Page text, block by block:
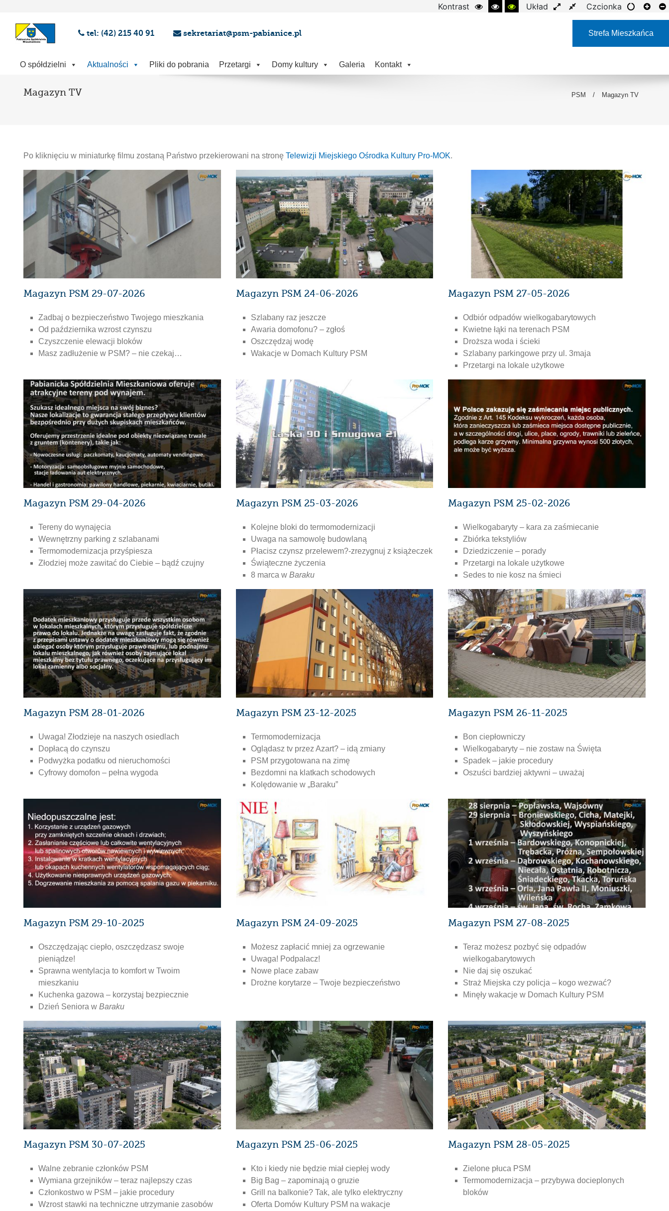
Kontrast Układ Czcionka
tel: (42) 215 40 91 sekretariat@psm-pabianice.pl Strefa Mieszkańca
O spółdzielni Aktualności Pliki do pobrania Przetargi Domy kultury Galeria Kontakt
Magazyn TV PSM / Magazyn TV
Po kliknięciu w miniaturkę filmu zostaną Państwo przekierowani na stronę Telewizji Miejskiego Ośrodka Kultury Pro-MOK.
Magazyn PSM 29-07-2026
Zadbaj o bezpieczeństwo Twojego mieszkania
Od października wzrost czynszu
Czyszczenie elewacji bloków
Masz zadłużenie w PSM? – nie czekaj…
Magazyn PSM 24-06-2026
Szlabany raz jeszcze
Awaria domofonu? – zgłoś
Oszczędzaj wodę
Wakacje w Domach Kultury PSM
Magazyn PSM 27-05-2026
Odbiór odpadów wielkogabarytowych
Kwietne łąki na terenach PSM
Droższa woda i ścieki
Szlabany parkingowe przy ul. 3maja
Przetargi na lokale użytkowe
Magazyn PSM 29-04-2026
Tereny do wynajęcia
Wewnętrzny parking z szlabanami
Termomodernizacja przyśpiesza
Złodziej może zawitać do Ciebie – bądź czujny
Magazyn PSM 25-03-2026
Kolejne bloki do termomodernizacji
Uwaga na samowolę budowlaną
Płacisz czynsz przelewem?-zrezygnuj z książeczek
Świąteczne życzenia
8 marca w Baraku
Magazyn PSM 25-02-2026
Wielkogabaryty – kara za zaśmiecanie
Zbiórka tekstyliów
Dziedziczenie – porady
Przetargi na lokale użytkowe
Sedes to nie kosz na śmieci
Magazyn PSM 28-01-2026
Uwaga! Złodzieje na naszych osiedlach
Dopłacą do czynszu
Podwyżka podatku od nieruchomości
Cyfrowy domofon – pełna wygoda
Magazyn PSM 23-12-2025
Termomodernizacja
Oglądasz tv przez Azart? – idą zmiany
PSM przygotowana na zimę
Bezdomni na klatkach schodowych
Kolędowanie w „Baraku”
Magazyn PSM 26-11-2025
Bon ciepłowniczy
Wielkogabaryty – nie zostaw na Święta
Spadek – jakie procedury
Oszuści bardziej aktywni – uważaj
Magazyn PSM 29-10-2025
Oszczędzając ciepło, oszczędzasz swoje
pieniądze!
Sprawna wentylacja to komfort w Twoim
mieszkaniu
Kuchenka gazowa – korzystaj bezpiecznie
Dzień Seniora w Baraku
Magazyn PSM 24-09-2025
Możesz zapłacić mniej za ogrzewanie
Uwaga! Podpalacz!
Nowe place zabaw
Drożne korytarze – Twoje bezpieczeństwo
Magazyn PSM 27-08-2025
Teraz możesz pozbyć się odpadów
wielkogabarytowych
Nie daj się oszukać
Straż Miejska czy policja – kogo wezwać?
Minęły wakacje w Domach Kultury PSM
Magazyn PSM 30-07-2025
Walne zebranie członków PSM
Wymiana grzejników – teraz najlepszy czas
Członkostwo w PSM – jakie procedury
Wzrost stawki na techniczne utrzymanie zasobów
Magazyn PSM 25-06-2025
Kto i kiedy nie będzie miał ciepłej wody
Big Bag – zapominają o gruzie
Grill na balkonie? Tak, ale tylko elektryczny
Oferta Domów Kultury PSM na wakacje
Magazyn PSM 28-05-2025
Zielone płuca PSM
Termomodernizacja – przybywa docieplonych
bloków